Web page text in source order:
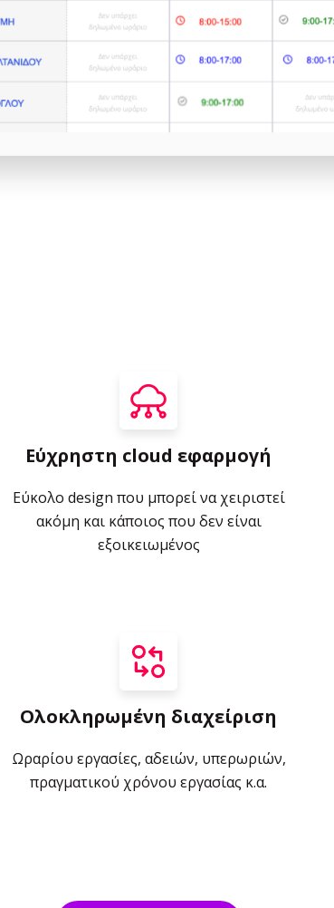
Εύχρηστη cloud εφαρμογή
Εύκολο design που μπορεί να χειριστεί
ακόμη και κάποιος που δεν είναι
εξοικειωμένος
Ολοκληρωμένη διαχείριση
Ωραρίου εργασίες, αδειών, υπερωριών,
πραγματικού χρόνου εργασίας κ.α.